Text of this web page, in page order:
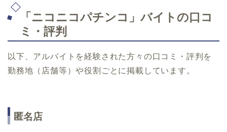
「ニコニコパチンコ」バイトの口コ
ミ・評判
以下、アルバイトを経験された方々の口コミ・評判を
勤務地（店舗等）や役割ごとに掲載しています。
匿名店